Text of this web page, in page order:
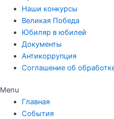
Наши конкурсы
Великая Победа
Юбиляр в юбилей
Документы
Антикоррупция
Соглашение об
Menu
Главная
События